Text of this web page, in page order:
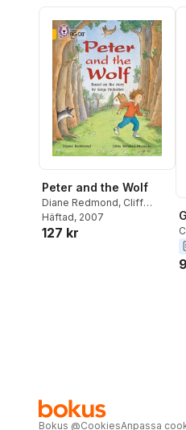
Peter and the Wolf
Diane Redmond, Cliff
Moon
Häftad, 2007
127 kr
Bokus @CookiesAnpassa